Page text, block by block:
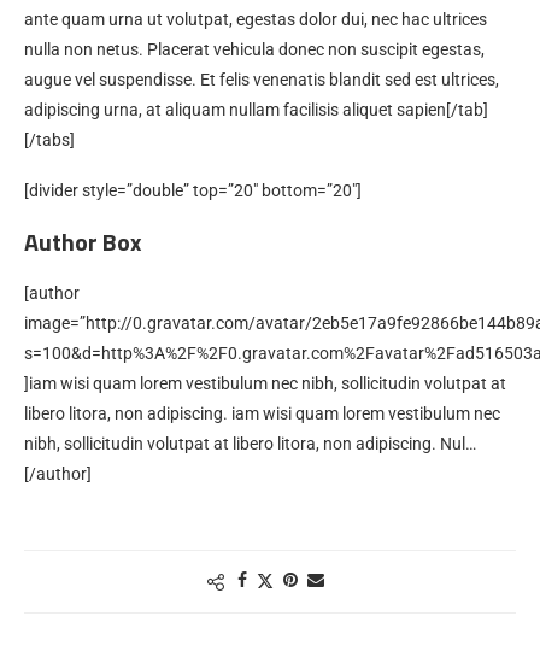
ante quam urna ut volutpat, egestas dolor dui, nec hac ultrices
nulla non netus. Placerat vehicula donec non suscipit egestas,
augue vel suspendisse. Et felis venenatis blandit sed est ultrices,
adipiscing urna, at aliquam nullam facilisis aliquet sapien[/tab]
[/tabs]
[divider style=”double” top=”20″ bottom=”20″]
Author Box
[author
image=”http://0.gravatar.com/avatar/
]iam wisi quam lorem vestibulum nec nibh, sollicitudin volutpat at
libero litora, non adipiscing. iam wisi quam lorem vestibulum nec
nibh, sollicitudin volutpat at libero litora, non adipiscing. Nul…
[/author]